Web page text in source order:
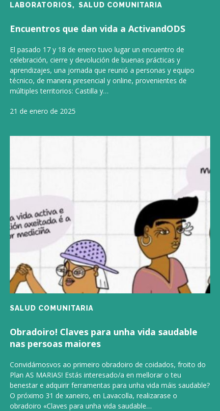
LABORATORIOS, SALUD COMUNITARIA
Encuentros que dan vida a ActivandODS
El pasado 17 y 18 de enero tuvo lugar un encuentro de
celebración, cierre y devolución de buenas prácticas y
aprendizajes, una jornada que reunió a personas y equipo
técnico, de manera presencial y online, provenientes de
múltiples territorios: Castilla y…
21 de enero de 2025
SALUD COMUNITARIA
Obradoiro! Claves para unha vida saudable
nas persoas maiores
Convidámosvos ao primeiro obradoiro de coidados, froito do
Plan AS MARIAS! Estás interesado/a en mellorar o teu
benestar e adquirir ferramentas para unha vida máis saudable?
O próximo 31 de xaneiro, en Lavacolla, realizarase o
obradoiro «Claves para unha vida saudable…